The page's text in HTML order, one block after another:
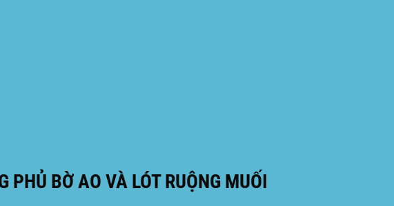
BỜ AO VÀ LÓT RUỘNG MUỐI